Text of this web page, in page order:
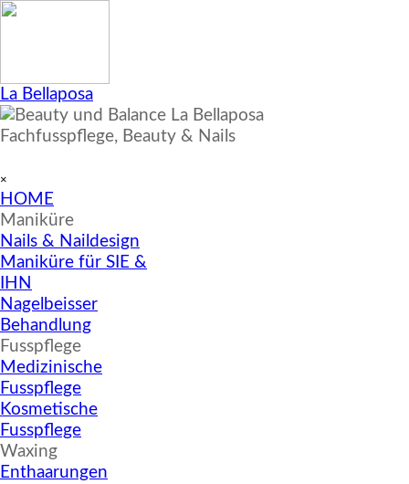
Direkt zum Seiteninhalt
La Bellaposa
Fachfusspflege, Beauty & Nails
×
HOME
Maniküre
Nails & Naildesign
Maniküre für SIE &
IHN
Nagelbeisser
Behandlung
Fusspflege
Medizinische
Fusspflege
Kosmetische
Fusspflege
Waxing
Enthaarungen